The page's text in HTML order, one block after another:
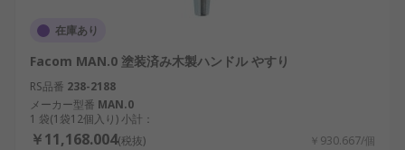
在庫あり
Facom MAN.0 塗装済み木製ハンドル やすり
RS品番 238-2188
メーカー型番 MAN.0
1 袋(1袋12個入り) 小計：
￥11,168.004(税抜) ￥930.667/個